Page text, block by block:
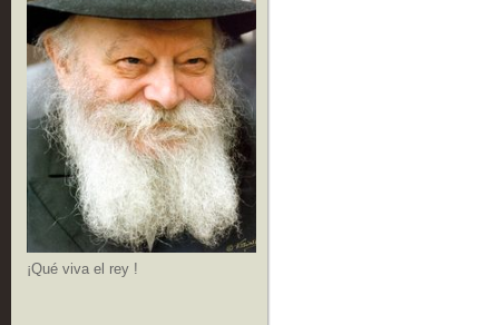
¡Qué viva el rey !